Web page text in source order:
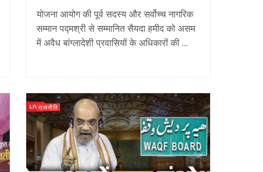
योजना आयोग की पूर्व सदस्य और सर्वोच्च नागरिक
सम्मान पद्मश्री से सम्मानित सैयदा हमीद को असम
में अवैध बांग्लादेशी प्रवासियों के अधिकारों की ...
राजनीति